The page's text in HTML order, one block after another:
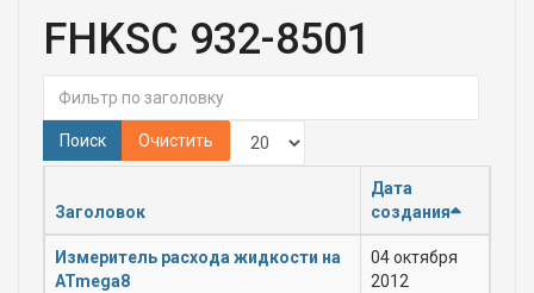
FHKSC 932-8501
Фильтр по заголовку
Поиск Очистить Кол-во строк:
Заголовок
Дата
создания
Измеритель расхода жидкости на
ATmega8
04 октября
2012